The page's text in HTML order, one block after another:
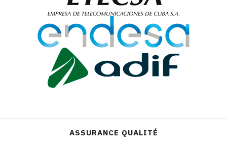
ASSURANCE QUALITÉ